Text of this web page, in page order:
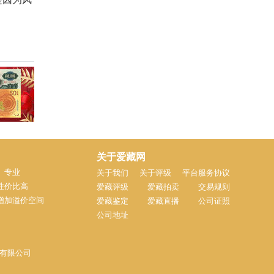
专业
价比高
加溢价空间
关于爱藏网
关于我们 关于评级
平台服务协议
爱藏评级
爱藏拍卖
交易规则
爱藏鉴定
爱藏直播
公司证照
公司地址
限公司